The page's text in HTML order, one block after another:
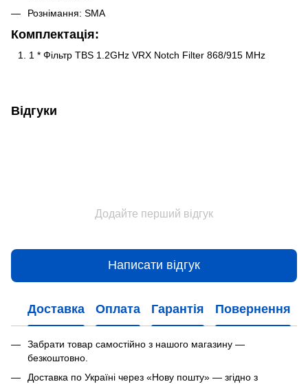
Рознімання: SMA
Комплектація:
1 * Фільтр TBS 1.2GHz VRX Notch Filter 868/915 MHz
Відгуки
Додайте перший відгук
Написати відгук
Доставка Оплата Гарантія Повернення
Забрати товар самостійно з нашого магазину —
безкоштовно.
Доставка по Україні через «Нову пошту» — згідно з